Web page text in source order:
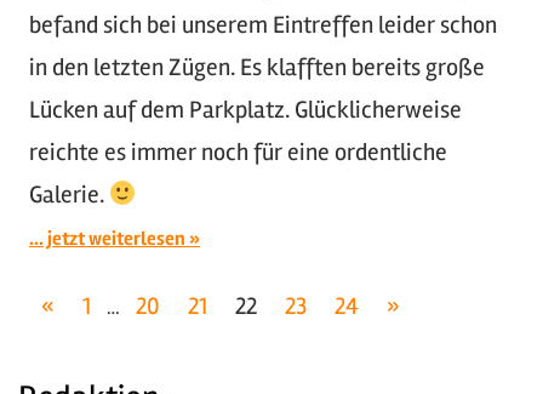
befand sich bei unserem Eintreffen leider schon
in den letzten Zügen. Es klafften bereits große
Lücken auf dem Parkplatz. Glücklicherweise
reichte es immer noch für eine ordentliche
Galerie.
... jetzt weiterlesen
Seitennummerierung
« Vorherige
1 … 20 21 22 23 24
Nächste
»